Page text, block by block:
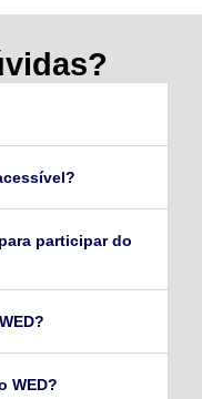
participar do
WED?